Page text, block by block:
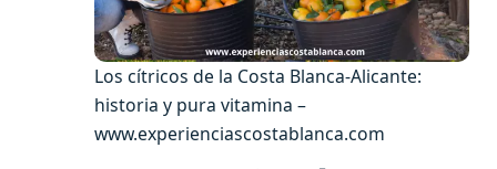
Los cítricos de la Costa Blanca-Alicante:
historia y pura vitamina –
www.experienciascostablanca.com